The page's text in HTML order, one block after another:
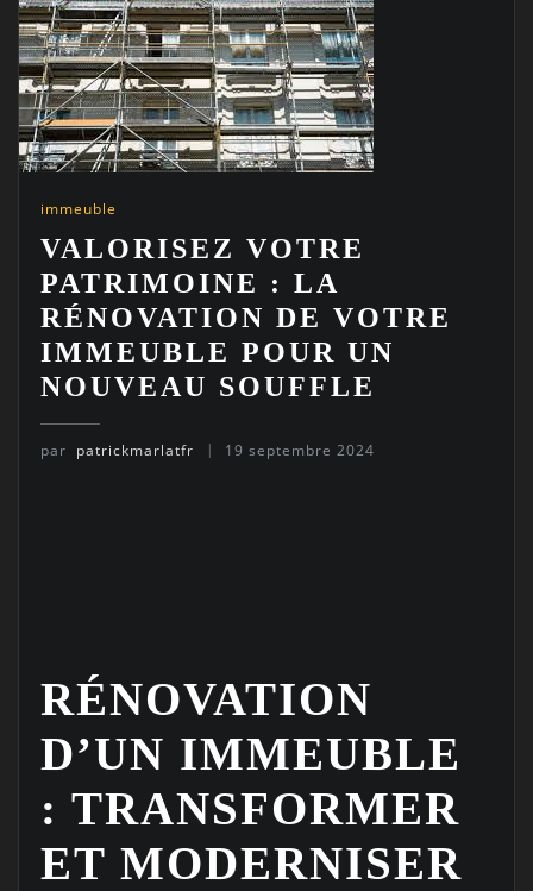
immeuble
VALORISEZ VOTRE
PATRIMOINE : LA
RÉNOVATION DE VOTRE
IMMEUBLE POUR UN
NOUVEAU SOUFFLE
par patrickmarlatfr 19 septembre 2024
RÉNOVATION
D’UN IMMEUBLE
: TRANSFORMER
ET MODERNISER